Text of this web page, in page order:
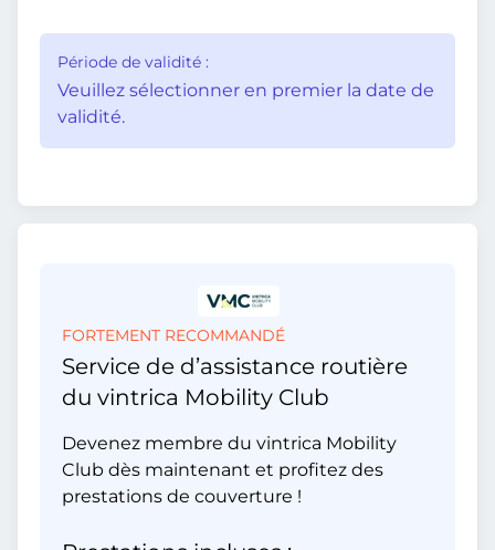
Période de validité :
Veuillez sélectionner en premier la date de
validité.
FORTEMENT RECOMMANDÉ
Service de d’assistance routière
du vintrica Mobility Club
Devenez membre du vintrica Mobility
Club dès maintenant et profitez des
prestations de couverture !